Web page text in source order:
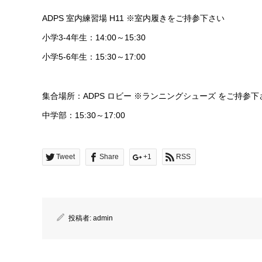
ADPS 室内練習場 H11 ※室内履きをご持参下さい
小学3-4年生：14:00～15:30
小学5-6年生：15:30～17:00
集合場所：ADPS ロビー ※ランニングシューズ をご持参下
中学部：15:30～17:00
Tweet Share +1 RSS
投稿者: admin